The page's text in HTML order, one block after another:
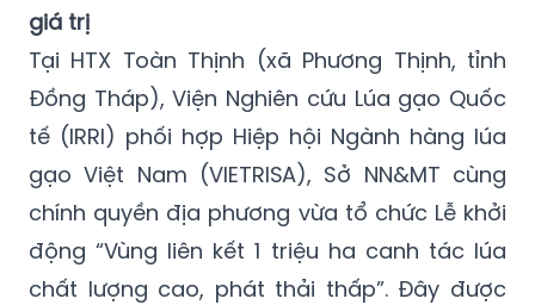
giá trị
Tại HTX Toàn Thịnh (xã Phương Thịnh, tỉnh
Đồng Tháp), Viện Nghiên cứu Lúa gạo Quốc
tế (IRRI) phối hợp Hiệp hội Ngành hàng lúa
gạo Việt Nam (VIETRISA), Sở NN&MT cùng
chính quyền địa phương vừa tổ chức Lễ khởi
động “Vùng liên kết 1 triệu ha canh tác lúa
chất lượng cao, phát thải thấp”. Đây được